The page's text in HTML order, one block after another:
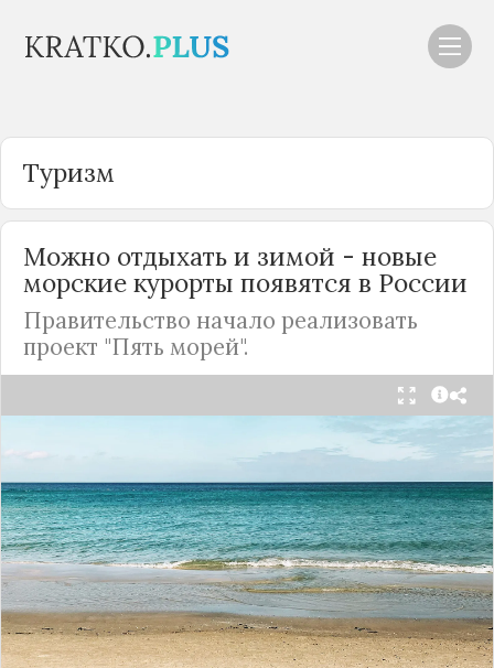
Туризм
Можно отдыхать и зимой - новые
морские курорты появятся в России
Правительство начало реализовать
проект "Пять морей".
Из-за закрытых границ и санкций многие
страны стали недоступны для россиян, да и
поразительной скоростью. Поэтому в
правительстве решили активно развивать
внутренний туризм и разработали проект "Пять
морей", в рамках которого появится множество
новых морских курортов.
Подробнее